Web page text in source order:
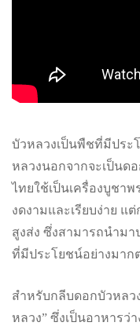
บัวหลวงเป็นพืชที่มีประ
หลวงนอกจากจะเป็น
ไทยใช้เป็นเครื่องบูชา
งดงามและเรียบง่าย
สูงส่ง ซึ่งสามารถนำมา
ที่มีประโยชน์อย่างมาก
สำหรับกลีบดอกบัวหลว
หลวง” ซึ่งเป็นอาหารว่